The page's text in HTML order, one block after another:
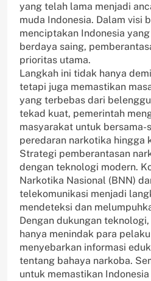
yang telah lama menjadi
muda Indonesia. Dalam visi
menciptakan Indonesia
berdaya saing,
prioritas utama.
Langkah ini tidak hanya
tetapi juga memastikan
yang terbebas dari
tekad kuat, pemerintah
masyarakat untuk bersama-
peredaran narkotika hingga
Strategi pemberantasan
dengan teknologi modern.
Narkotika Nasional (BNN)
telekomunikasi menjadi
mendeteksi dan
Dengan dukungan
hanya menindak para
menyebarkan informasi
tentang bahaya narkoba.
untuk memastikan